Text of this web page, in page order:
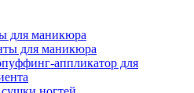
для маникюра
для маникюра
аппликатор для